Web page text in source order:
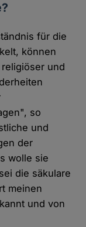
für die
können
und
so
und
der
wolle sie
die säkulare
meinen
und von